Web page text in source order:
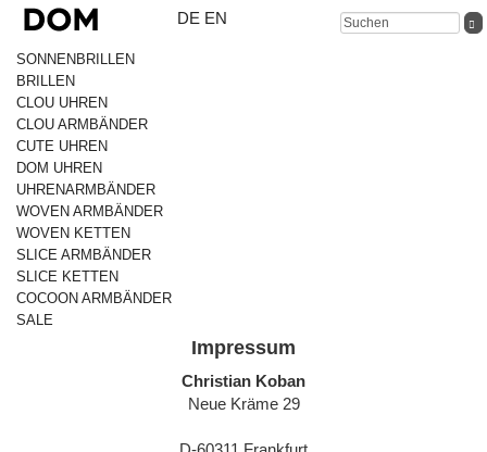
DE EN
SONNENBRILLEN
BRILLEN
CLOU UHREN
CLOU ARMBÄNDER
CUTE UHREN
DOM UHREN
UHRENARMBÄNDER
WOVEN ARMBÄNDER
WOVEN KETTEN
SLICE ARMBÄNDER
SLICE KETTEN
COCOON ARMBÄNDER
SALE
Impressum
Christian Koban
Neue Kräme 29